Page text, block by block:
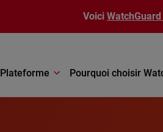
Voici WatchGuard
Plateforme Pourquoi choisir